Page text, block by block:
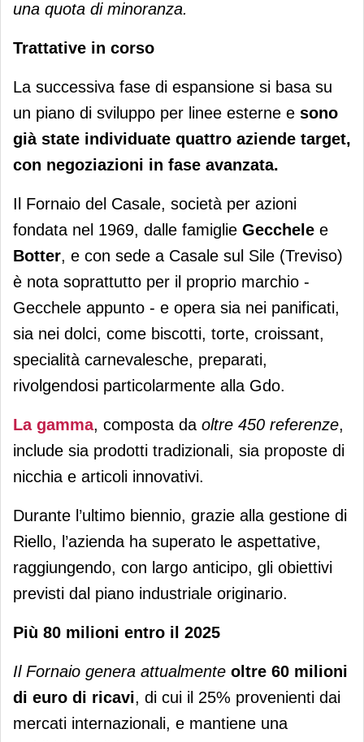
una quota di minoranza.
Trattative in corso
La successiva fase di espansione si basa su
un piano di sviluppo per linee esterne e sono
già state individuate quattro aziende target,
con negoziazioni in fase avanzata.
Il Fornaio del Casale, società per azioni
fondata nel 1969, dalle famiglie Gecchele e
Botter, e con sede a Casale sul Sile (Treviso)
è nota soprattutto per il proprio marchio -
Gecchele appunto - e opera sia nei panificati,
sia nei dolci, come biscotti, torte, croissant,
specialità carnevalesche, preparati,
rivolgendosi particolarmente alla Gdo.
La gamma, composta da oltre 450 referenze,
include sia prodotti tradizionali, sia proposte di
nicchia e articoli innovativi.
Durante l’ultimo biennio, grazie alla gestione di
Riello, l’azienda ha superato le aspettative,
raggiungendo, con largo anticipo, gli obiettivi
previsti dal piano industriale originario.
Più 80 milioni entro il 2025
Il Fornaio genera attualmente oltre 60 milioni
di euro di ricavi, di cui il 25% provenienti dai
mercati internazionali, e mantiene una